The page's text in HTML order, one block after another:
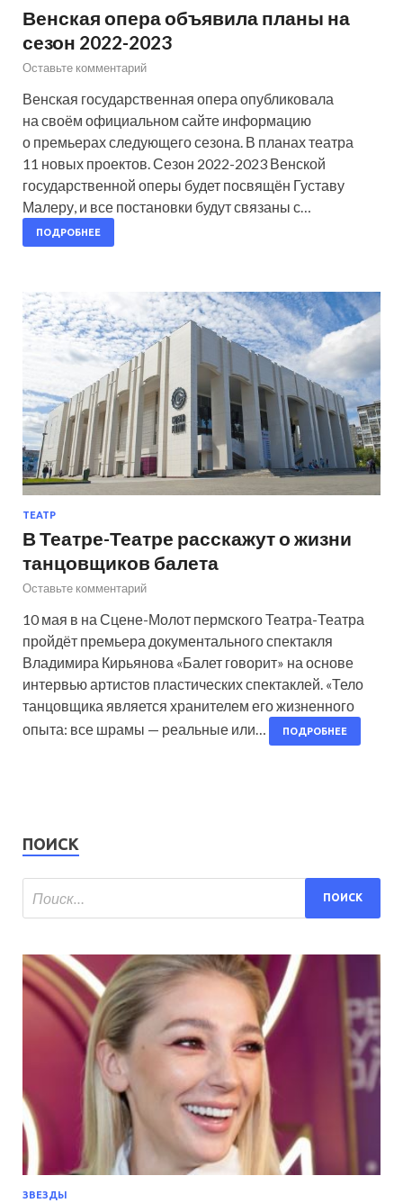
Венская опера объявила планы на
сезон 2022-2023
Оставьте комментарий
Венская государственная опера опубликовала
на своём официальном сайте информацию
о премьерах следующего сезона. В планах театра
11 новых проектов. Сезон 2022-2023 Венской
государственной оперы будет посвящён Густаву
Малеру, и все постановки будут связаны с…
ПОДРОБНЕЕ
ТЕАТР
В Театре-Театре расскажут о жизни
танцовщиков балета
Оставьте комментарий
10 мая в на Сцене-Молот пермского Театра-Театра
пройдёт премьера документального спектакля
Владимира Кирьянова «Балет говорит» на основе
интервью артистов пластических спектаклей. «Тело
танцовщика является хранителем его жизненного
опыта: все шрамы — реальные или…
ПОДРОБНЕЕ
ПОИСК
ЗВЕЗДЫ